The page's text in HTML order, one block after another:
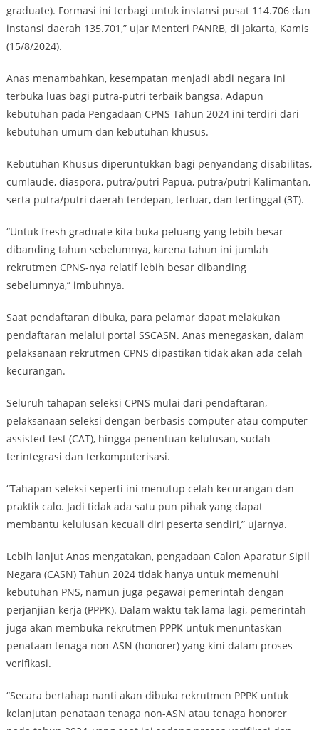
graduate). Formasi ini terbagi untuk instansi pusat 114.706 dan
instansi daerah 135.701,” ujar Menteri PANRB, di Jakarta, Kamis
(15/8/2024).
Anas menambahkan, kesempatan menjadi abdi negara ini
terbuka luas bagi putra-putri terbaik bangsa. Adapun
kebutuhan pada Pengadaan CPNS Tahun 2024 ini terdiri dari
kebutuhan umum dan kebutuhan khusus.
Kebutuhan Khusus diperuntukkan bagi penyandang disabilitas,
cumlaude, diaspora, putra/putri Papua, putra/putri Kalimantan,
serta putra/putri daerah terdepan, terluar, dan tertinggal (3T).
“Untuk fresh graduate kita buka peluang yang lebih besar
dibanding tahun sebelumnya, karena tahun ini jumlah
rekrutmen CPNS-nya relatif lebih besar dibanding
sebelumnya,” imbuhnya.
Saat pendaftaran dibuka, para pelamar dapat melakukan
pendaftaran melalui portal SSCASN. Anas menegaskan, dalam
pelaksanaan rekrutmen CPNS dipastikan tidak akan ada celah
kecurangan.
Seluruh tahapan seleksi CPNS mulai dari pendaftaran,
pelaksanaan seleksi dengan berbasis computer atau computer
assisted test (CAT), hingga penentuan kelulusan, sudah
terintegrasi dan terkomputerisasi.
“Tahapan seleksi seperti ini menutup celah kecurangan dan
praktik calo. Jadi tidak ada satu pun pihak yang dapat
membantu kelulusan kecuali diri peserta sendiri,” ujarnya.
Lebih lanjut Anas mengatakan, pengadaan Calon Aparatur Sipil
Negara (CASN) Tahun 2024 tidak hanya untuk memenuhi
kebutuhan PNS, namun juga pegawai pemerintah dengan
perjanjian kerja (PPPK). Dalam waktu tak lama lagi, pemerintah
juga akan membuka rekrutmen PPPK untuk menuntaskan
penataan tenaga non-ASN (honorer) yang kini dalam proses
verifikasi.
“Secara bertahap nanti akan dibuka rekrutmen PPPK untuk
kelanjutan penataan tenaga non-ASN atau tenaga honorer